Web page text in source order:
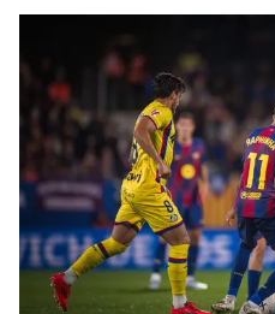
Serveis
Serveis Mèdics
Accessibilitat
plusicon
més
Acreditacions
Instal·lacions
SUB9 B
SUB8 A
SUB8 B
Palmarès
Jugadors
Fotos
Història
Palmarès
Classificació
Jugadors
Fotos
Cadet A
Cadet B
Infantil A
Infantil B
Calendari
Entrades
Resultats
Classificació
Barça Atlètic
Actualitat
Calendari
Resultats
Jugadors
plusicon
més
Actualitat
Juvenil
Cadet
Campus Verano
PLUSICON
MÉS
Primer equip
plusicon